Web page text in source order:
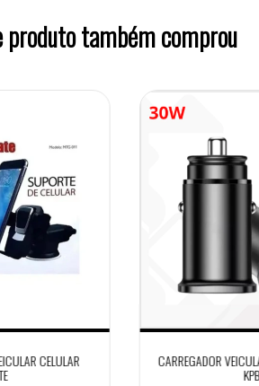
produto também comprou
CELULAR CARREGADOR